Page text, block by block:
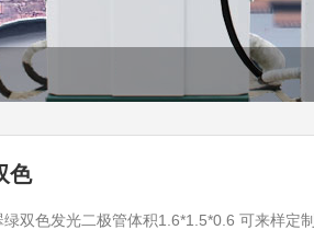
色
双色发光二极管体积1.6*1.5*0.6 可来样定制